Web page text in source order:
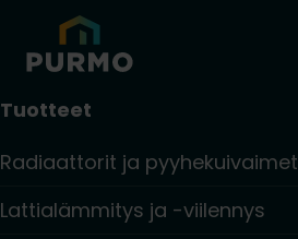
Tuotteet
Radiaattorit ja pyyhekuivaimet
Lattialämmitys ja -viilennys